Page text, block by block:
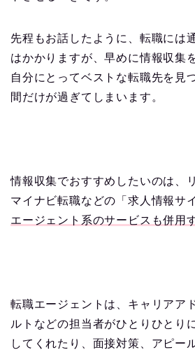
先程もお話したように、転職には
はかかりますが、早めに情報収集
自分にとってベストな転職先を見
間だけが過ぎてしまいます。
情報収集でおすすめしたいのは、
マイナビ転職などの「求人情報サ
エージェント系のサービスも併用
転職エージェントは、キャリアア
ルトなどの担当者がひとりひとり
してくれたり、面接対策、アピー